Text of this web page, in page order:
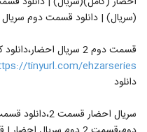
(سریال) | دانلود قسمت دوم سریال
قسمت دوم 2 سریال احضار،دانلود کامل قسمت دوم سریال احضار(2)
tinyurl.com/ehzarseries
دانلود